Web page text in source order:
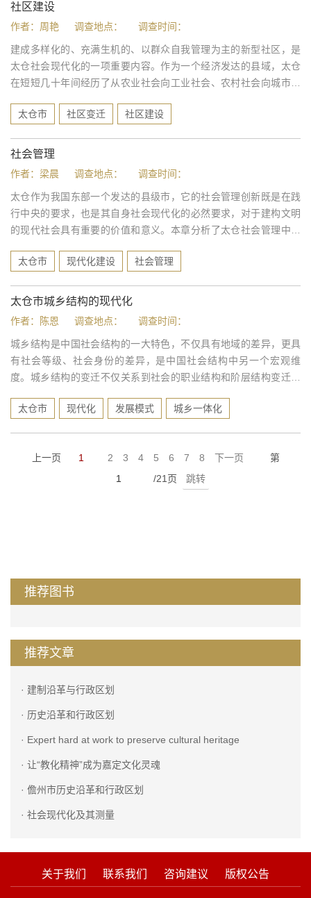
社区建设
作者：周艳 调查地点： 调查时间：
建成多样化的、充满生机的、以群众自我管理为主的新型社区，是
太仓社会现代化的一项重要内容。作为一个经济发达的县域，太仓
在短短几十年间经历了从农业社会向工业社会、农村社会向城市社
中，太仓的社区发生了怎样的变化？政府如何承担起城乡社区建设
太仓市 社区变迁 社区建设
社会管理
作者：梁晨 调查地点： 调查时间：
太仓作为我国东部一个发达的县级市，它的社会管理创新既是在践
行中央的要求，也是其自身社会现代化的必然要求，对于建构文明
的现代社会具有重要的价值和意义。本章分析了太仓社会管理中的
化和创新社会管理，需要改变政府角色和职能，大力培育和完善社
太仓市 现代化建设 社会管理
太仓市城乡结构的现代化
作者：陈恩 调查地点： 调查时间：
城乡结构是中国社会结构的一大特色，不仅具有地域的差异，更具
有社会等级、社会身份的差异，是中国社会结构中另一个宏观维
度。城乡结构的变迁不仅关系到社会的职业结构和阶层结构变迁，
发展机会配置上的公平与否。社会现代化不可能不涉及城乡结构的
太仓市 现代化 发展模式 城乡一体化
上一页 1 2 3 4 5 6 7 8 下一页
第
/21页
跳转
推荐图书
推荐文章
· 建制沿革与行政区划
· 历史沿革和行政区划
· Expert hard at work to preserve cultural heritage
· 让“教化精神”成为嘉定文化灵魂
· 儋州市历史沿革和行政区划
· 社会现代化及其测量
关于我们 联系我们 咨询建议 版权公告